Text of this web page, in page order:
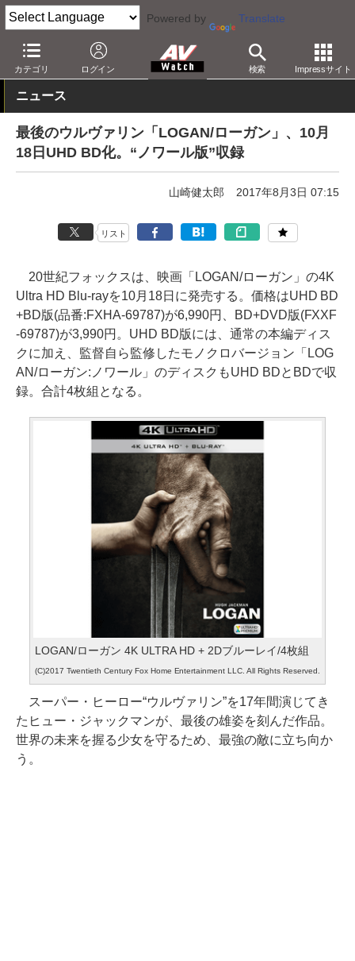
Powered by Translate
カテゴリ ログイン 検索 Impressサイト
AV Watch コンテンツ・サービス BD/DVD
ニュース
最後のウルヴァリン「LOGAN/ローガン」、10月
18日UHD BD化。“ノワール版”収録
山崎健太郎 2017年8月3日 07:15
リスト
20世紀フォックスは、映画「LOGAN/ローガン」の4K
Ultra HD Blu-rayを10月18日に発売する。価格はUHD BD
+BD版(品番:FXHA-69787)が6,990円、BD+DVD版(FXXF
-69787)が3,990円。UHD BD版には、通常の本編ディス
クに加え、監督自ら監修したモノクロバージョン「LOG
AN/ローガン:ノワール」のディスクもUHD BDとBDで収
録。合計4枚組となる。
LOGAN/ローガン 4K ULTRA HD + 2Dブルーレイ/4枚組
(C)2017 Twentieth Century Fox Home Entertainment LLC. All Rights Reserved.
スーパー・ヒーロー“ウルヴァリン”を17年間演じてき
たヒュー・ジャックマンが、最後の雄姿を刻んだ作品。
世界の未来を握る少女を守るため、最強の敵に立ち向か
う。